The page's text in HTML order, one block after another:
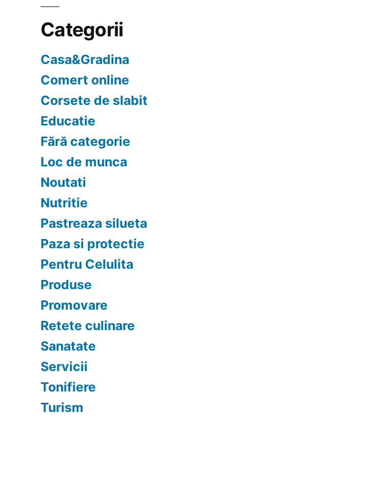
Categorii
Casa&Gradina
Comert online
Corsete de slabit
Educatie
Fără categorie
Loc de munca
Noutati
Nutritie
Pastreaza silueta
Paza si protectie
Pentru Celulita
Produse
Promovare
Retete culinare
Sanatate
Servicii
Tonifiere
Turism